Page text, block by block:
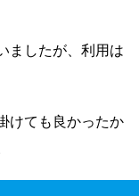
ましたが、利用は
けても良かったか